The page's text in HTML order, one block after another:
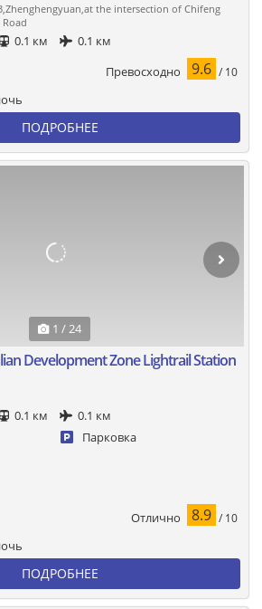
the intersection of Chifeng
0.1 км
0.1 км
Превосходно 9.6 / 10
ПОДРОБНЕЕ
1 / 24
Development Zone Lightrail Station
0.1 км
0.1 км
Парковка
Отлично 8.9 / 10
ПОДРОБНЕЕ